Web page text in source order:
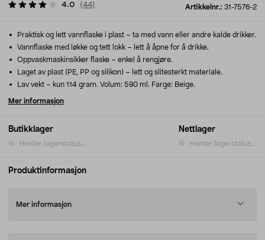
Artikkelnr.: 31-7576-2
4.0 (44)
Butikklager
Henter lagerstatus...
Nettlager
Henter lagerstatus...
Praktisk og lett vannflaske i plast – ta med vann eller andre kalde drikker.
Vannflaske med løkke og tett lokk – lett å åpne for å drikke.
Oppvaskmaskinsikker flaske – enkel å rengjøre.
Laget av plast (PE, PP og silikon) – lett og slitesterkt materiale.
Lav vekt – kun 114 gram. Volum: 590 ml. Farge: Beige.
Mer informasjon
Produktinformasjon
Mer informasjon